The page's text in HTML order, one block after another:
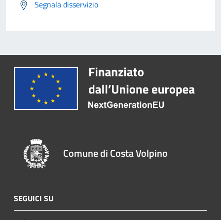
Segnala disservizio
Comune di Costa Volpino
SEGUICI SU